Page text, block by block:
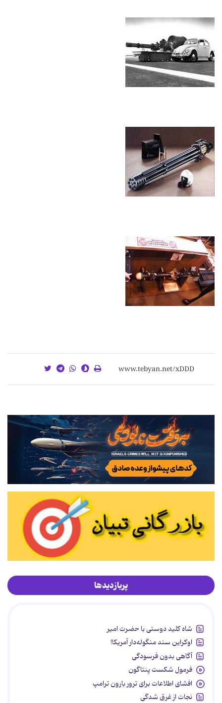
پربازدیدها
شاه کلید دوستی با حضرت امیر
اوکراین سند منگوله‌دار آمریکا!
آگاهی بدون فرسودگی
فرمول شکست پنتاگون
افشای اطلاعات برای ترور بارون ترامپ
نجات از غرق شدگی